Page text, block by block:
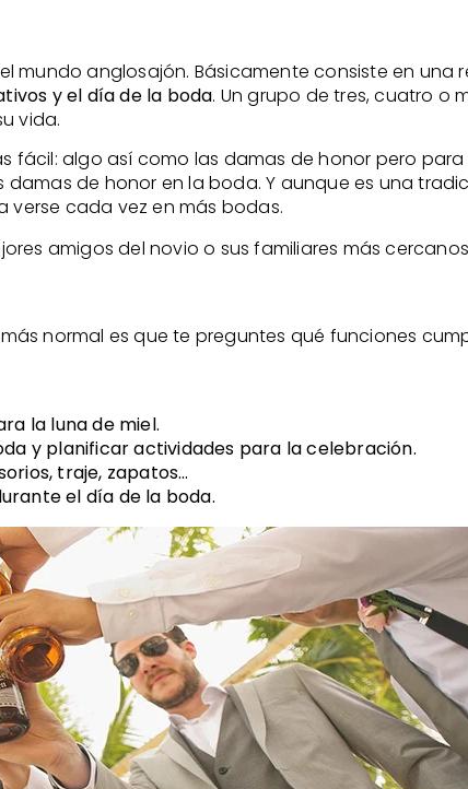
mundo anglosajón. Básicamente consiste en una
y el día de la boda. Un grupo de tres, cuatro o
vida.
fácil: algo así como las damas de honor pero
damas de honor en la boda. Y aunque es una
cada vez en más bodas.
amigos del novio o sus familiares más cercanos
normal es que te preguntes qué funciones
la luna de miel.
y planificar actividades para la celebración.
traje, zapatos…
el día de la boda.